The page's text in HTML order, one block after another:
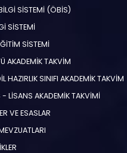
SİSTEMİ (ÖBİS)
SİSTEMİ
SİSTEMİ
AKADEMİK TAKVİM
HAZIRLIK SINIFI AKADEMİK TAKVİM
LİSANS AKADEMİK TAKVİMİ
VE ESASLAR